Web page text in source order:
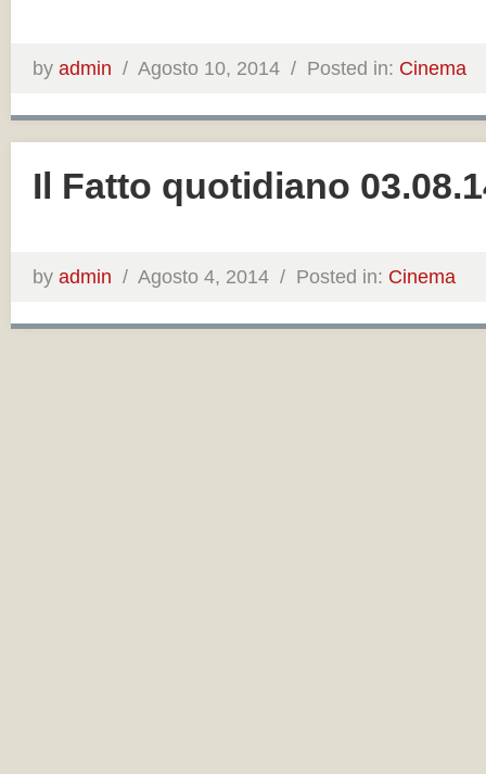
by admin / Agosto 10, 2014 / Posted in: Cinema
Il Fatto quotidiano
by admin / Agosto 4, 2014 / Posted in: Cinema